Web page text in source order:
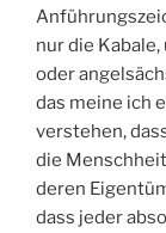
nur die
oder
das meine ich
verstehen,
die
deren
dass jeder